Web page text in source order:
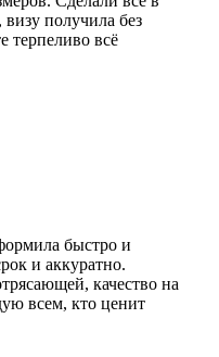
получила без
терпеливо всё
быстро и
и аккуратно.
качество на
всем, кто ценит